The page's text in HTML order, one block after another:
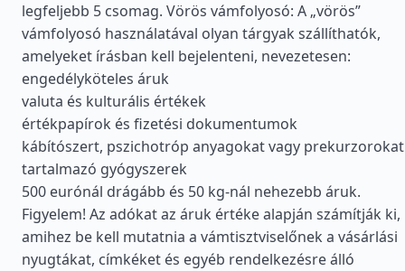
legfeljebb 5 csomag. Vörös vámfolyosó: A „vörös”
vámfolyosó használatával olyan tárgyak szállíthatók,
amelyeket írásban kell bejelenteni, nevezetesen:
engedélyköteles áruk
valuta és kulturális értékek
értékpapírok és fizetési dokumentumok
kábítószert, pszichotróp anyagokat vagy prekurzorokat
tartalmazó gyógyszerek
500 eurónál drágább és 50 kg-nál nehezebb áruk.
Figyelem! Az adókat az áruk értéke alapján számítják ki,
amihez be kell mutatnia a vámtisztviselőnek a vásárlási
nyugtákat, címkéket és egyéb rendelkezésre álló